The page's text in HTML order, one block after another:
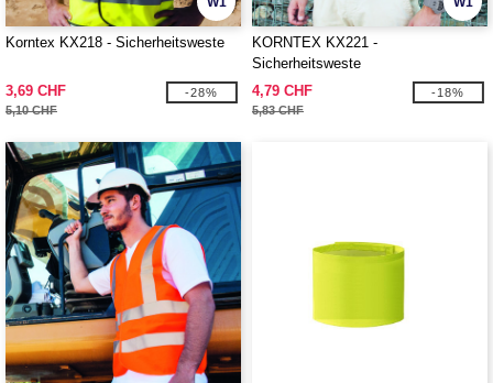
Korntex KX218 - Sicherheitsweste
3,69 CHF
5,10 CHF
-28%
KORNTEX KX221 -
Sicherheitsweste
4,79 CHF
5,83 CHF
-18%